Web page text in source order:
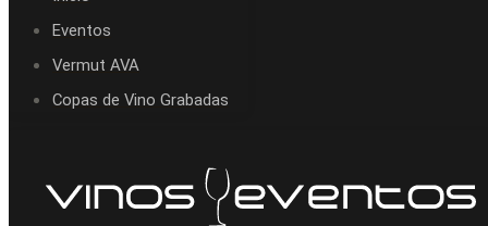
Eventos
Vermut AVA
Copas de Vino Grabadas